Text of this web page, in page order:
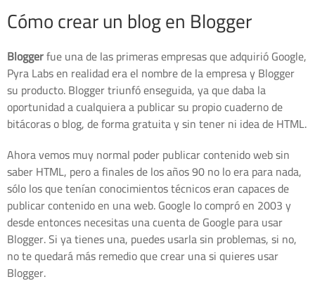
Cómo crear un blog en Blogger
Bloggerfue una de las primeras empresas que adquirió Google,
Pyra Labs en realidad era el nombre de la empresa y Blogger
su producto. Blogger triunfó enseguida, ya que daba la
oportunidad a cualquiera a publicar su propio cuaderno de
bitácoras o blog, de forma gratuita y sin tener ni idea de HTML.
Ahora vemos muy normal poder publicar contenido web sin
saber HTML, pero a finales de los años 90 no lo era para nada,
sólo los que tenían conocimientos técnicos eran capaces de
publicar contenido en una web. Google lo compró en 2003 y
desde entonces necesitas una cuenta de Google para usar
Blogger. Si ya tienes una, puedes usarla sin problemas, si no,
no te quedará más remedio que crear una si quieres usar
Blogger.